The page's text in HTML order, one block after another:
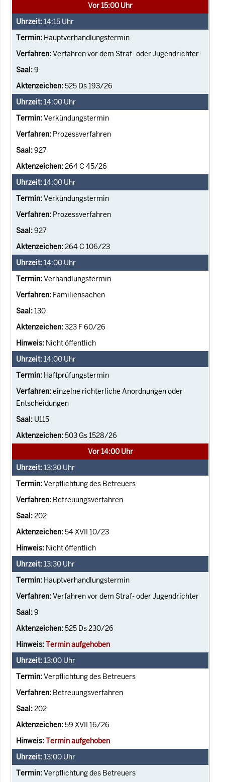
Vor 15:00 Uhr
14:15 Uhr
Hauptverhandlungstermin
Verfahren vor dem Straf- oder Jugendrichter
9
525 Ds 193/26
14:00 Uhr
Verkündungstermin
Prozessverfahren
927
264 C 45/26
14:00 Uhr
Verkündungstermin
Prozessverfahren
927
264 C 106/23
14:00 Uhr
Verhandlungstermin
Familiensachen
130
323 F 60/26
Nicht öffentlich
14:00 Uhr
Haftprüfungstermin
einzelne richterliche Anordnungen oder
Entscheidungen
U115
503 Gs 1528/26
Vor 14:00 Uhr
13:30 Uhr
Verpflichtung des Betreuers
Betreuungsverfahren
202
54 XVII 10/23
Nicht öffentlich
13:30 Uhr
Hauptverhandlungstermin
Verfahren vor dem Straf- oder Jugendrichter
9
525 Ds 230/26
Termin aufgehoben
13:00 Uhr
Verpflichtung des Betreuers
Betreuungsverfahren
202
59 XVII 16/26
Termin aufgehoben
13:00 Uhr
Verpflichtung des Betreuers